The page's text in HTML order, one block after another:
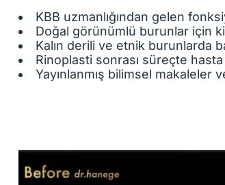
KBB uzmanlığından gelen
Doğal görünümlü burunlar için
Kalın derili ve etnik burunlarda
Rinoplasti sonrası süreçte
Yayınlanmış bilimsel makaleler